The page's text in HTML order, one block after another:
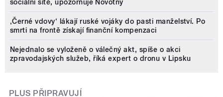
sociální sítě, upozorňuje Novotný
‚Černé vdovy‘ lákají ruské vojáky do pasti manželství. Po
smrti na frontě získají finanční kompenzaci
Nejednalo se vyloženě o válečný akt, spíše o akci
zpravodajských služeb, říká expert o dronu v Lipsku
PLUS PŘIPRAVUJÍ